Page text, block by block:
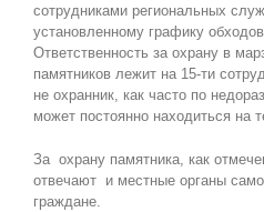
сотрудниками региональных
установленному графику
Ответственность за охрану в
памятников лежит на 15-ти
не охранник, как часто по
может постоянно находиться на
За охрану памятника, как
отвечают и местные органы
граждане.